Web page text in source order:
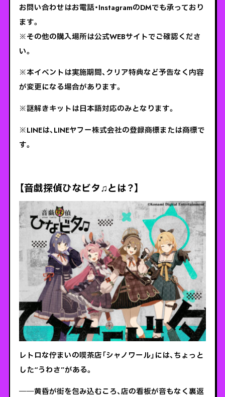
お問い合わせはお電話・InstagramのDMでも承っており
ます。
※その他の購入場所は公式WEBサイトでご確認くださ
い。
※本イベントは実施期間、クリア特典など予告なく内容
が変更になる場合があります。
※謎解きキットは日本語対応のみとなります。
※LINEは、LINEヤフー株式会社の登録商標または商標で
す。
【音戯探偵ひなビタ♫とは？】
レトロな佇まいの喫茶店「シャノワール」には、ちょっと
した“うわさ”がある。
――黄昏が街を包み込むころ、店の看板が音もなく裏返